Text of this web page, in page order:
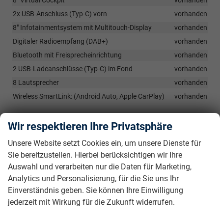
2x USB-Anschluss (Typ-C) vorn
vorhanden
8" Infotainmentsystem mit Multitouch-Display
vorhanden
Digitaler Radioempfang (DAB+)
vorhanden
Bluetooth mit Freisprecheinrichtung
vorhanden
2 USB-Ladeanschlüsse (Typ-C) im Fond
vorhanden
8 Lautsprecher
vorhanden
Wireless SmartLink: (Android Auto, Apple CarPlay)
vorhanden
Sicherheit & Assistenz
3 Kopfstützen hinten
vorhanden
Zentralverriegelung mit Funkfernbedienung inkl. 2
Frontradarassistent inkl. City-Notbremsfunktion und
Personenerkennung
Spurhalteassistent (Lane Assist)
Wir respektieren Ihre Privatsphäre
Unsere Website setzt Cookies ein, um unsere Dienste für
Sie bereitzustellen. Hierbei berücksichtigen wir Ihre
Auswahl und verarbeiten nur die Daten für Marketing,
Analytics und Personalisierung, für die Sie uns Ihr
Einverständnis geben. Sie können Ihre Einwilligung
jederzeit mit Wirkung für die Zukunft widerrufen.